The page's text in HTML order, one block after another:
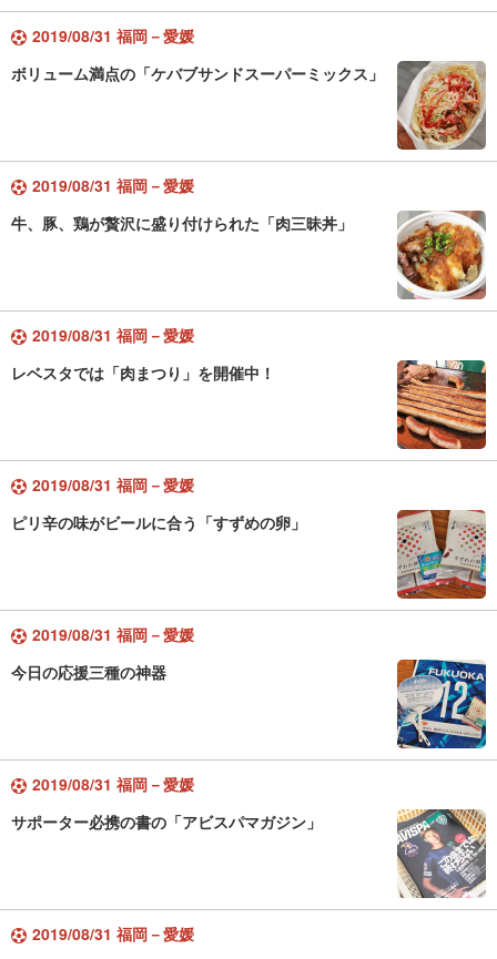
2019/08/31 福岡－愛媛
ボリューム満点の「ケバブサンドスーパーミックス」
2019/08/31 福岡－愛媛
牛、豚、鶏が贅沢に盛り付けられた「肉三昧丼」
2019/08/31 福岡－愛媛
レベスタでは「肉まつり」を開催中！
2019/08/31 福岡－愛媛
ピリ辛の味がビールに合う「すずめの卵」
2019/08/31 福岡－愛媛
今日の応援三種の神器
2019/08/31 福岡－愛媛
サポーター必携の書の「アビスパマガジン」
2019/08/31 福岡－愛媛